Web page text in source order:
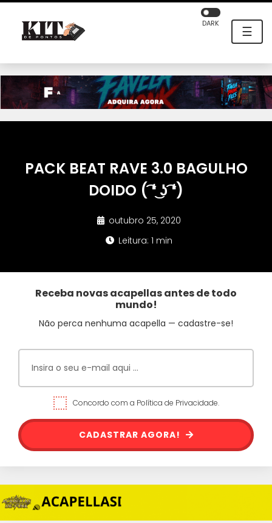
☰
DARK
PACK BEAT RAVE 3.0 BAGULHO
DOIDO ( ͡❛ ͜ʖ ͡❛)
outubro 25, 2020
Leitura: 1 min
Receba novas acapellas antes de todo
mundo!
Não perca nenhuma acapella — cadastre-se!
Concordo com a Política de Privacidade.
CADASTRAR AGORA!